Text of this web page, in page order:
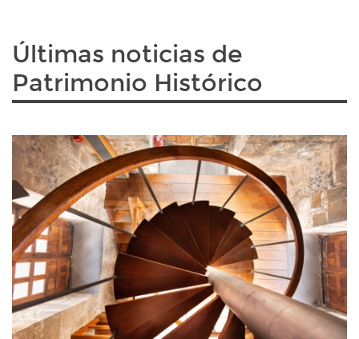
Últimas noticias de
Patrimonio Histórico